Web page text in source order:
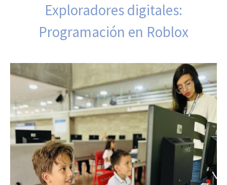
Exploradores digitales:
Programación en Roblox